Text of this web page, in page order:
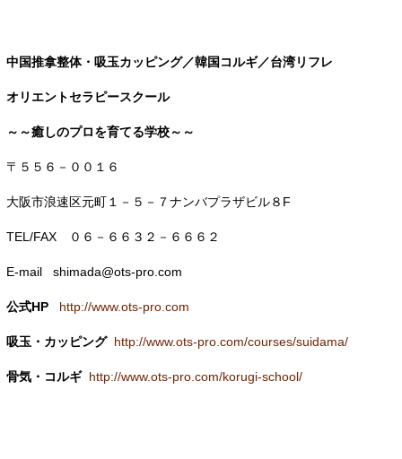
中国推拿整体・吸玉カッピング／韓国コルギ／台湾リフレ
オリエントセラピースクール
～～癒しのプロを育てる学校～～
〒５５６－００１６
大阪市浪速区元町１－５－７ナンバプラザビル８F
TEL/FAX ０６－６６３２－６６６２
E-mail shimada@ots-pro.com
公式HP http://www.ots-pro.com
吸玉・カッピング http://www.ots-pro.com/courses/suidama/
骨気・コルギ http://www.ots-pro.com/korugi-school/